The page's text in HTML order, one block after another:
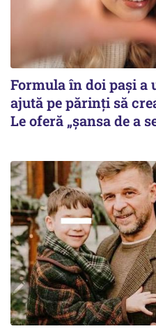
Formula în doi pași a
ajută pe părinți să
Le oferă „șansa de a